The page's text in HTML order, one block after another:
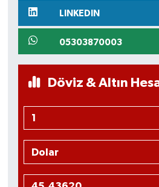
LINKEDIN
05303870003
Döviz & Altın